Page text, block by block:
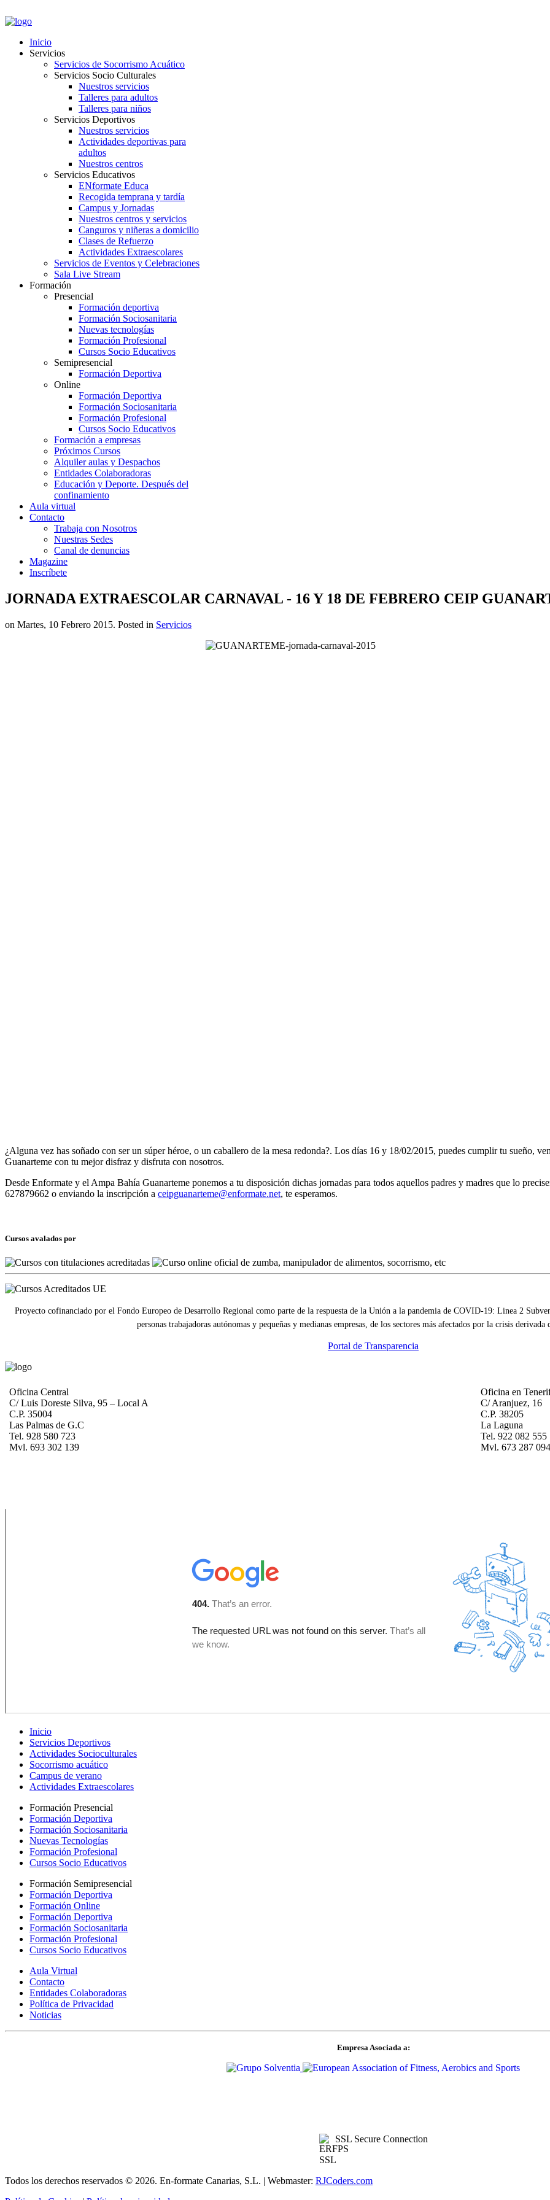
Inicio
Servicios
Servicios de Socorrismo Acuático
Servicios Socio Culturales
Nuestros servicios
Talleres para adultos
Talleres para niños
Servicios Deportivos
Nuestros servicios
Actividades deportivas para
adultos
Nuestros centros
Servicios Educativos
ENformate Educa
Recogida temprana y tardía
Campus y Jornadas
Nuestros centros y servicios
Canguros y niñeras a domicilio
Clases de Refuerzo
Actividades Extraescolares
Servicios de Eventos y Celebraciones
Sala Live Stream
Formación
Presencial
Formación deportiva
Formación Sociosanitaria
Nuevas tecnologías
Formación Profesional
Cursos Socio Educativos
Semipresencial
Formación Deportiva
Online
Formación Deportiva
Formación Sociosanitaria
Formación Profesional
Cursos Socio Educativos
Formación a empresas
Próximos Cursos
Alquiler aulas y Despachos
Entidades Colaboradoras
Educación y Deporte. Después del
confinamiento
Aula virtual
Contacto
Trabaja con Nosotros
Nuestras Sedes
Canal de denuncias
Magazine
Inscríbete
JORNADA EXTRAESCOLAR CARNAVAL - 16 Y 18 DE FEBRERO CEIP
on Martes, 10 Febrero 2015. Posted in Servicios
¿Alguna vez has soñado con ser un súper héroe, o un caballero de la mesa redonda?. Los días 16 y 18/02/2015, puedes cumplir tu sueño,
Guanarteme con tu mejor disfraz y disfruta con nosotros.
Desde Enformate y el Ampa Bahía Guanarteme ponemos a tu disposición dichas jornadas para todos aquellos padres y madres que lo
627879662 o enviando la inscripción a ceipguanarteme@enformate.net, te esperamos.
Cursos avalados por
Proyecto cofinanciado por el Fondo Europeo de Desarrollo Regional como parte de la respuesta de la Unión a la pandemia de COVID-19: Linea 2
personas trabajadoras autónomas y pequeñas y medianas empresas, de los sectores más afectados por la crisis
Portal de Transparencia
Oficina Central
C/ Luis Doreste Silva, 95 – Local A
C.P. 35004
Las Palmas de G.C
Tel. 928 580 723
Mvl. 693 302 139
Oficina en
C/ Aranjuez, 16
C.P. 38205
La Laguna
Tel. 922 082 555
Mvl. 673 287 094
Inicio
Servicios Deportivos
Actividades Socioculturales
Socorrismo acuático
Campus de verano
Actividades Extraescolares
Formación Presencial
Formación Deportiva
Formación Sociosanitaria
Nuevas Tecnologías
Formación Profesional
Cursos Socio Educativos
Formación Semipresencial
Formación Deportiva
Formación Online
Formación Deportiva
Formación Sociosanitaria
Formación Profesional
Cursos Socio Educativos
Aula Virtual
Contacto
Entidades Colaboradoras
Política de Privacidad
Noticias
Empresa Asociada a:
SSL Secure Connection
Todos los derechos reservados © 2026. En-formate Canarias, S.L. | Webmaster: RJCoders.com